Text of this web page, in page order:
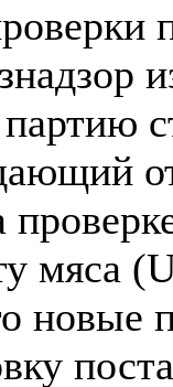
мяса
новые